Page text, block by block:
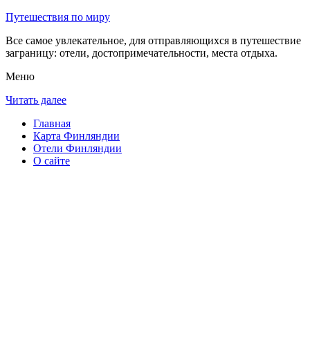
Путешествия по миру
Все самое увлекательное, для отправляющихся в путешествие
заграницу: отели, достопримечательности, места отдыха.
Меню
Читать далее
Главная
Карта Финляндии
Отели Финляндии
О сайте